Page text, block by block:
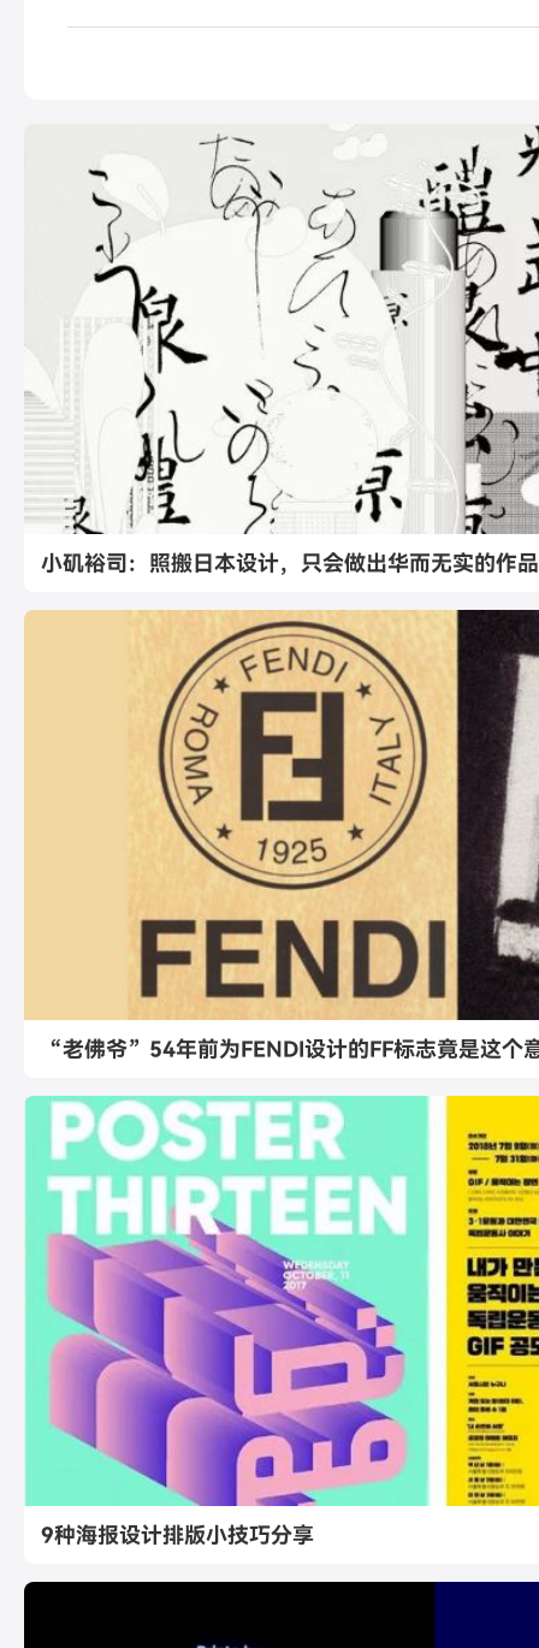
小矶裕司：照搬日本设计，只会做出华而无实的作品
“老佛爷”54年前为FENDI设计的FF标志竟是这个
9种海报设计排版小技巧分享